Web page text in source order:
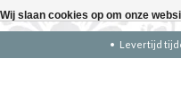
Levertijd
Wij slaan cookies op om onze